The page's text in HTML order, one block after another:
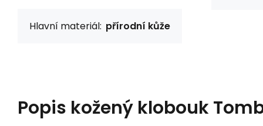
Hlavní materiál: přírodní kůže
Popis kožený klobouk